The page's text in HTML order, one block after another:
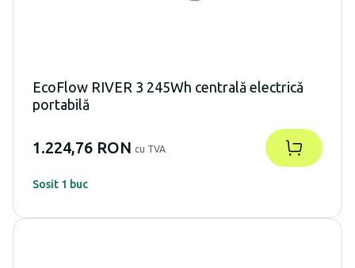
EcoFlow RIVER 3 245Wh centrală electrică
portabilă
1.224,76 RON cu TVA
Sosit 1 buc